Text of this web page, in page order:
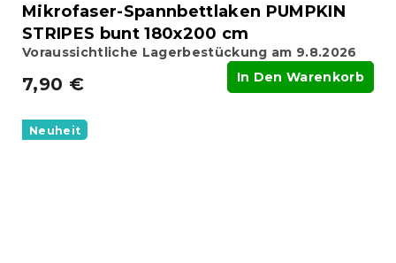
Mikrofaser-Spannbettlaken PUMPKIN
STRIPES bunt 180x200 cm
Voraussichtliche Lagerbestückung am 9.8.2026
7,90 € In Den Warenkorb
Neuheit